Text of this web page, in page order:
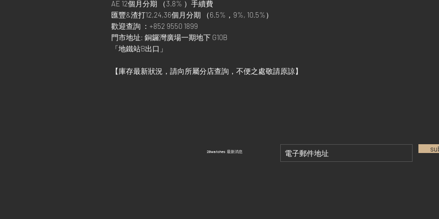
AE 12個月分期 （3.8% ）手續費
匯豐&渣打12,24,36個月分期 （6.5%，9%, 10.5%）
歡迎查詢 ：+852 9550 1899
門市地址: 銅鑼灣廣場一期地下 G10B
「地鐵站B出口」
【庫存最新狀況，請向所屬分店查詢，不便之處敬請原諒】
​28watches 最新消息